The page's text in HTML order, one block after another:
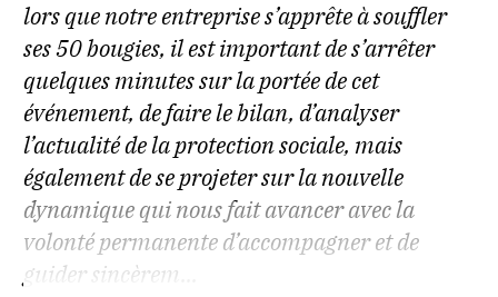
lors que notre entreprise s’apprête à souffler
ses 50 bougies, il est important de s’arrêter
quelques minutes sur la portée de cet
événement, de faire le bilan, d’analyser
l’actualité de la protection sociale, mais
également de se projeter sur la nouvelle
dynamique qui nous fait avancer avec la
volonté permanente d’accompagner et de
guider sincèrem...